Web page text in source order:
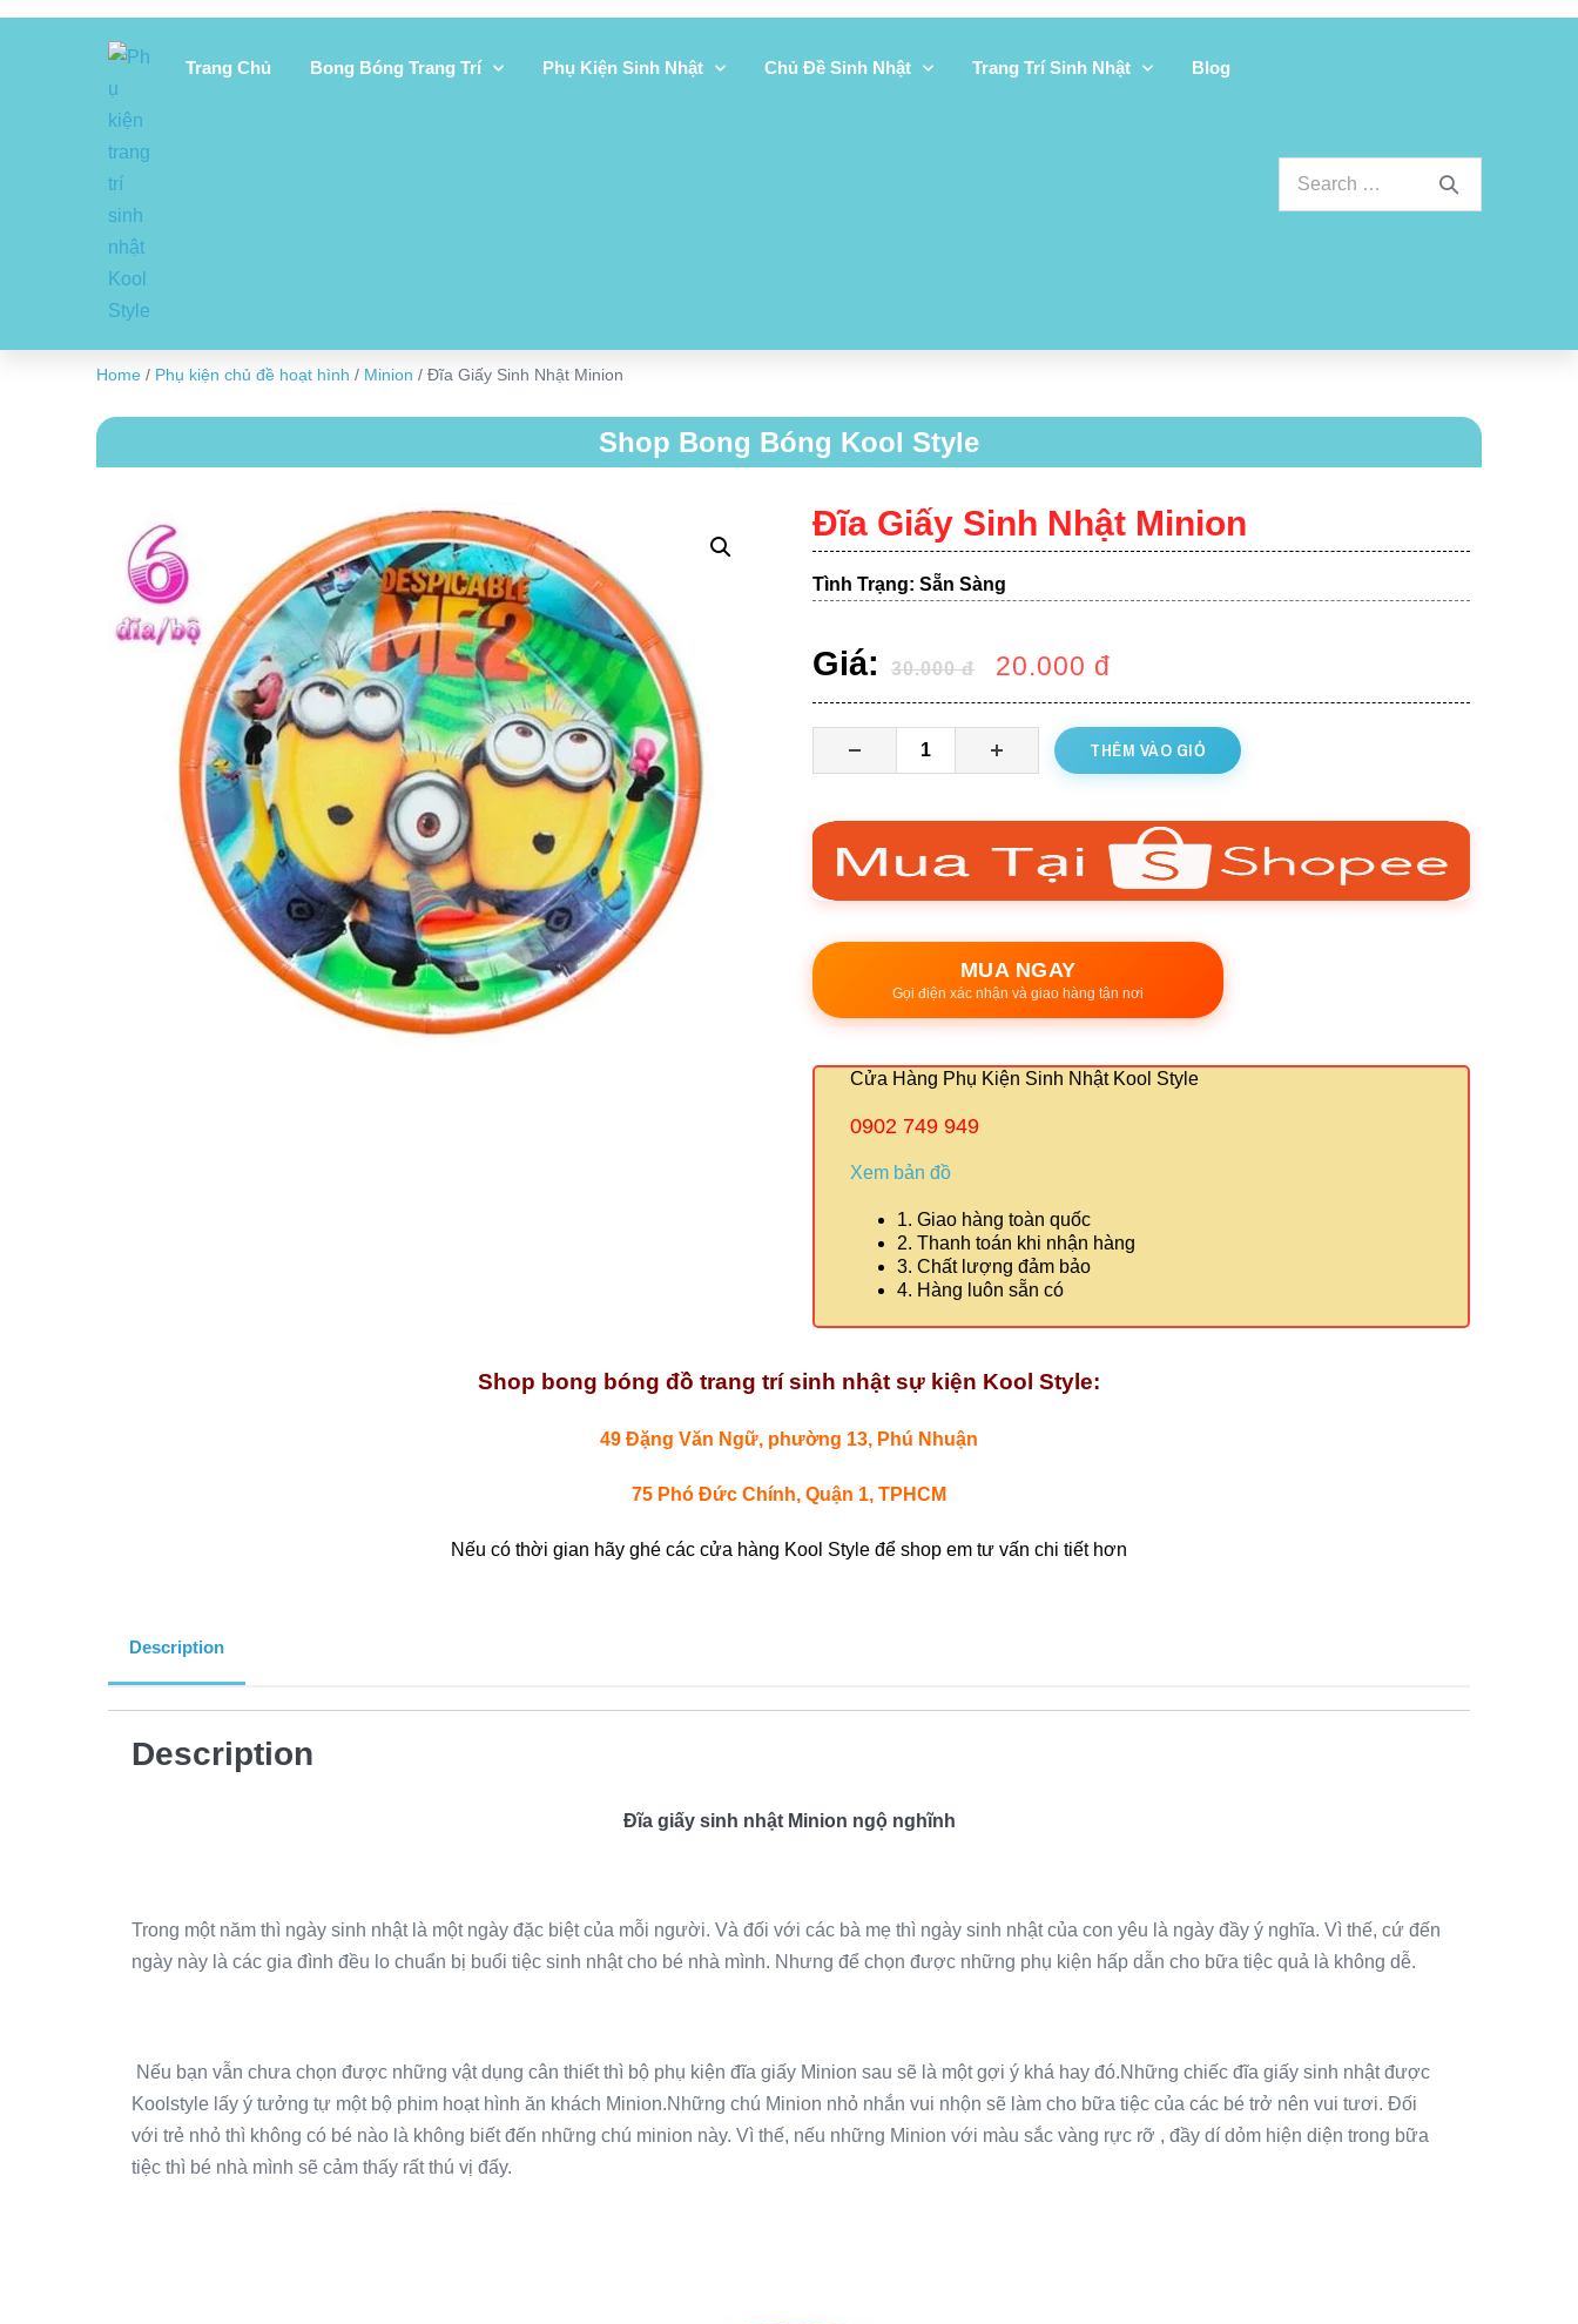
Trang Chủ Bong Bóng Trang Trí Phụ Kiện Sinh Nhật Chủ Đề Sinh Nhật Trang Trí Sinh Nhật Blog
Home / Phụ kiện chủ đề hoạt hình / Minion / Đĩa Giấy Sinh Nhật Minion
Shop Bong Bóng Kool Style
Đĩa Giấy Sinh Nhật Minion
Tình Trạng: Sẵn Sàng
Giá: 30.000đ 20.000 đ
THÊM VÀO GIỎ
MUA NGAY
Gọi điện xác nhận và giao hàng tận nơi
Cửa Hàng Phụ Kiện Sinh Nhật Kool Style
0902 749 949
Xem bản đồ
1. Giao hàng toàn quốc
2. Thanh toán khi nhận hàng
3. Chất lượng đảm bảo
4. Hàng luôn sẵn có
Shop bong bóng đồ trang trí sinh nhật sự kiện Kool Style:
49 Đặng Văn Ngữ, phường 13, Phú Nhuận
75 Phó Đức Chính, Quận 1, TPHCM
Nếu có thời gian hãy ghé các cửa hàng Kool Style để shop em tư vấn chi tiết hơn
Description
Description
Đĩa giấy sinh nhật Minion ngộ nghĩnh
Trong một năm thì ngày sinh nhật là một ngày đặc biệt của mỗi người. Và đối với các bà mẹ thì ngày sinh nhật của con yêu là ngày đầy ý nghĩa. Vì thế, cứ đến
ngày này là các gia đình đều lo chuẩn bị buổi tiệc sinh nhật cho bé nhà mình. Nhưng để chọn được những phụ kiện hấp dẫn cho bữa tiệc quả là không dễ.
Nếu bạn vẫn chưa chọn được những vật dụng cân thiết thì bộ phụ kiện đĩa giấy Minion sau sẽ là một gợi ý khá hay đó.Những chiếc đĩa giấy sinh nhật được
Koolstyle lấy ý tưởng tự một bộ phim hoạt hình ăn khách Minion.Những chú Minion nhỏ nhắn vui nhộn sẽ làm cho bữa tiệc của các bé trở nên vui tươi. Đối
với trẻ nhỏ thì không có bé nào là không biết đến những chú minion này. Vì thế, nếu những Minion với màu sắc vàng rực rỡ , đầy dí dỏm hiện diện trong bữa
tiệc thì bé nhà mình sẽ cảm thấy rất thú vị đấy.